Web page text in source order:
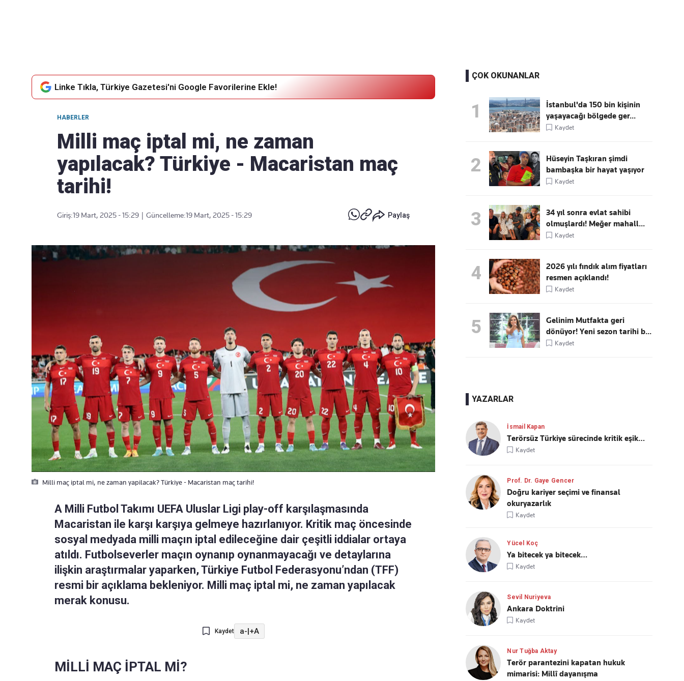
Linke Tıkla, Türkiye Gazetesi'ni Google Favorilerine Ekle!
HABERLER
Milli maç iptal mi, ne zaman
yapılacak? Türkiye - Macaristan maç
tarihi!
Giriş:19 Mart, 2025 - 15:29 Güncelleme:19 Mart, 2025 - 15:29 Paylaş
Milli maç iptal mi, ne zaman yapilacak? Türkiye - Macaristan maç tarihi!
A Milli Futbol Takımı UEFA Uluslar Ligi play-off karşılaşmasında
Macaristan ile karşı karşıya gelmeye hazırlanıyor. Kritik maç öncesinde
sosyal medyada milli maçın iptal edileceğine dair çeşitli iddialar ortaya
atıldı. Futbolseverler maçın oynanıp oynanmayacağı ve detaylarına
ilişkin araştırmalar yaparken, Türkiye Futbol Federasyonu’ndan (TFF)
resmi bir açıklama bekleniyor. Milli maç iptal mi, ne zaman yapılacak
merak konusu.
Kaydet a-|+A
MİLLİ MAÇ İPTAL Mİ?
ÇOK OKUNANLAR
1
İstanbul'da 150 bin kişinin
yaşayacağı bölgede ger...
Kaydet
2
Hüseyin Taşkıran şimdi
bambaşka bir hayat yaşıyor
Kaydet
3
34 yıl sonra evlat sahibi
olmuşlardı! Meğer mahall...
Kaydet
4
2026 yılı fındık alım fiyatları
resmen açıklandı!
Kaydet
5
Gelinim Mutfakta geri
dönüyor! Yeni sezon tarihi b...
Kaydet
YAZARLAR
İsmail Kapan
Terörsüz Türkiye sürecinde kritik eşik…
Kaydet
Prof. Dr. Gaye Gencer
Doğru kariyer seçimi ve finansal
okuryazarlık
Kaydet
Yücel Koç
Ya bitecek ya bitecek…
Kaydet
Sevil Nuriyeva
Ankara Doktrini
Kaydet
Nur Tuğba Aktay
Terör parantezini kapatan hukuk
mimarisi: Millî dayanışma